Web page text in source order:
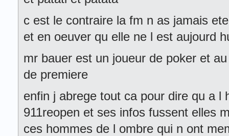
c est le contraire la fm n as jamais
et en oeuver qu elle ne l est aujourd
mr bauer est un joueur de poker et
de premiere
enfin j abrege tout ca pour dire qu a l
911reopen et ses infos fussent elles
ces hommes de l ombre qui n ont